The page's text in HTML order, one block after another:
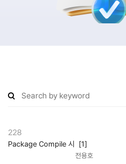
228
Package Compile 시 [1]
전용호